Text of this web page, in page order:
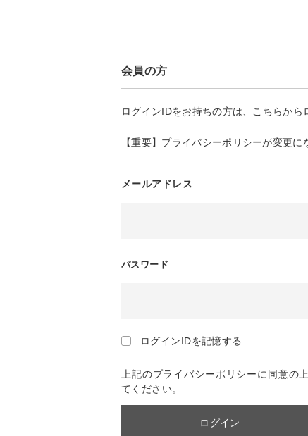
会員の方
ログインIDをお持ちの方は、こちらから
【重要】プライバシーポリシーが変更に
メールアドレス
パスワード
ログインIDを記憶する
上記のプライバシーポリシーに同意の
てください。
ログイン